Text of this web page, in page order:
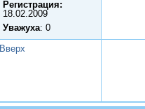
Регистрация:
18.02.2009
Уважуха: 0
Вверх